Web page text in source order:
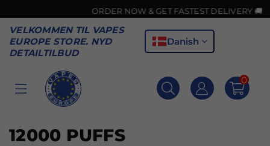
ORDER NOW & GET FASTEST DELIVERY 🚚
VELKOMMEN TIL VAPES
EUROPE STORE. NYD
DETAILTILBUD
Danish
VAPES
0
12000 PUFFS